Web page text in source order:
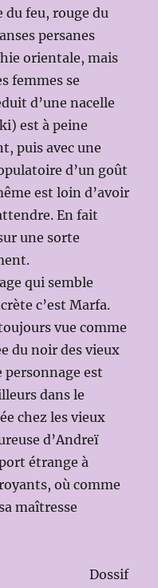
du feu, rouge du
persanes
orientale, mais
femmes se
d’une nacelle
est à peine
puis avec une
d’un goût
est loin d’avoir
En fait
une sorte
qui semble
c’est Marfa.
vue comme
du noir des vieux
est
dans le
chez les vieux
d’Andreï
étrange à
où comme
maîtresse
Dossif